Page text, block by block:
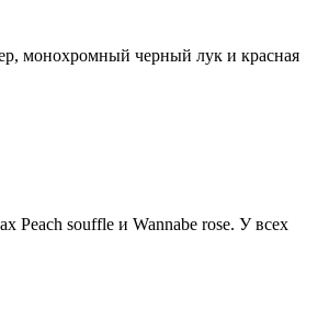
монохромный черный лук и красная
Peach souffle и Wannabe rose. У всех